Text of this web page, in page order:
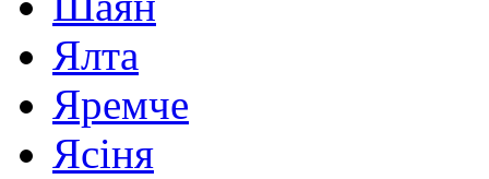
Ялта
Яремче
Ясіня